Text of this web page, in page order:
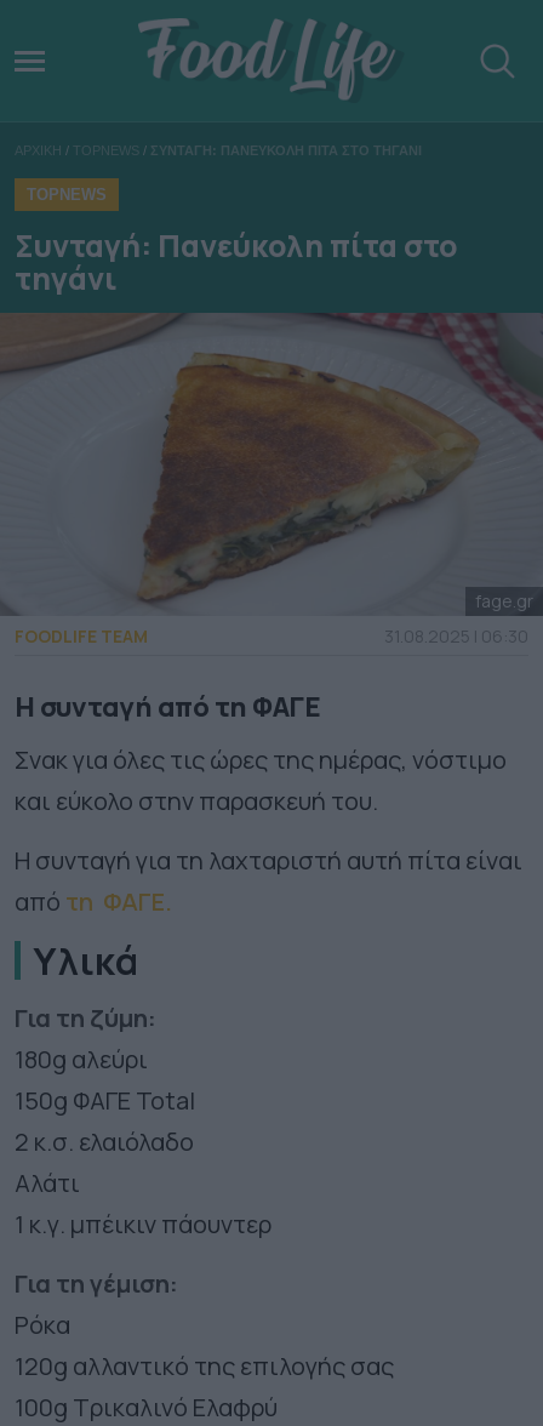
ΑΡΧΙΚΗ / TOPNEWS / ΣΥΝΤΑΓΗ: ΠΑΝΕΥΚΟΛΗ ΠΙΤΑ ΣΤΟ ΤΗΓΑΝΙ
TOPNEWS
Συνταγή: Πανεύκολη πίτα στο
τηγάνι
fage.gr
FOODLIFE TEAM
31.08.2025 | 06:30
Η συνταγή από τη ΦΑΓΕ
Σνακ για όλες τις ώρες της ημέρας, νόστιμο
και εύκολο στην παρασκευή του.
Η συνταγή για τη λαχταριστή αυτή πίτα είναι
από τη ΦΑΓΕ.
Υλικά
Για τη ζύμη:
180g αλεύρι
150g ΦΑΓΕ Total
2 κ.σ. ελαιόλαδο
Αλάτι
1 κ.γ. μπέικιν πάουντερ
Για τη γέμιση:
Ρόκα
120g αλλαντικό της επιλογής σας
100g Τρικαλινό Ελαφρύ